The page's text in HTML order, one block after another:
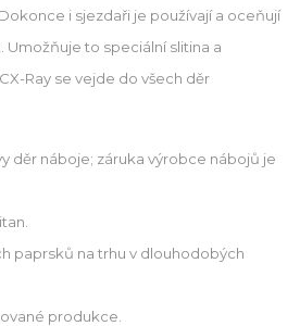
i sjezdaři je používají a oceňují
Umožňuje to speciální slitina a
Ray se vejde do všech děr
děr náboje; záruka výrobce nábojů je
paprsků na trhu v dlouhodobých
produkce.